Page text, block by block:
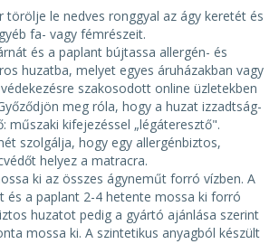
törölje le nedves ronggyal az ágy keretét és
fa- vagy fémrészeit.
és a paplant bújtassa allergén- és
huzatba, melyet egyes áruházakban vagy
szakosodott online üzletekben
meg róla, hogy a huzat izzadtság-
műszaki kifejezéssel „légáteresztő".
szolgálja, hogy egy allergénbiztos,
helyez a matracra.
ki az összes ágyneműt forró vízben. A
és a paplant 2-4 hetente mossa ki forró
huzatot pedig a gyártó ajánlása szerint
mossa ki. A szintetikus anyagból készült